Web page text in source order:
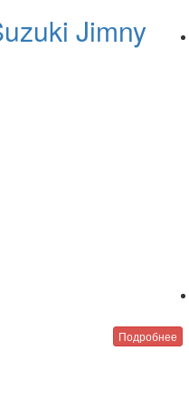
Jimny
Подробнее